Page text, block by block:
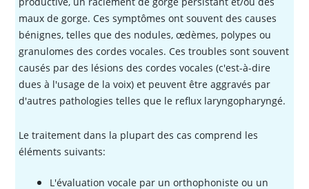
maux de gorge. Ces symptômes ont souvent des causes
bénignes, telles que des nodules, œdèmes, polypes ou
granulomes des cordes vocales. Ces troubles sont souvent
causés par des lésions des cordes vocales (c'est-à-dire
dues à l'usage de la voix) et peuvent être aggravés par
d'autres pathologies telles que le reflux laryngopharyngé.
Le traitement dans la plupart des cas comprend les
éléments suivants:
L'évaluation vocale par un orthophoniste ou un